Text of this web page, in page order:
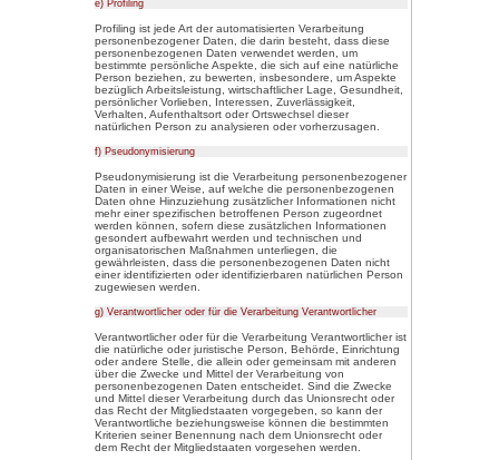
Die Datenschutzerklärung der
Begrifflichkeiten, die durch den
Verordnungsgeber beim Erlass
Grundverordnung (DS-GVO)
Datenschutzerklärung soll
für unsere Kunden und
verständlich sein. Um dies zu
die verwendeten
Wir verwenden in dieser
die folgenden Begriffe:
a) personenbezogene Daten
Personenbezogene Daten
auf eine identifizierte oder